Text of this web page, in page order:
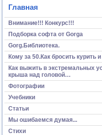
Главная
Внимание!!! Конкурс!!!
Подборка софта от Gorga
Gorg.Библиотека.
Кому за 50.Как бросить курить
Как выжить в экстремальных
крыша над головой…
Фотографии
Учебники
Статьи
Мы ошибаемся думая...
Стихи